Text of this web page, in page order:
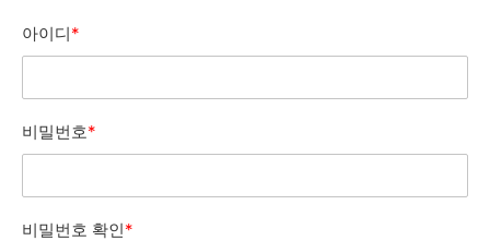
아이디*
비밀번호*
비밀번호 확인*